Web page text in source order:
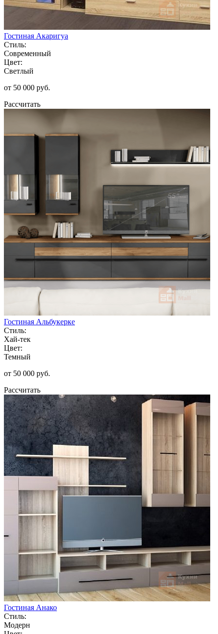
Гостиная Акаригуа
Стиль:
Современный
Цвет:
Светлый
от 50 000 руб.
Рассчитать
Гостиная Альбукерке
Стиль:
Хай-тек
Цвет:
Темный
от 50 000 руб.
Рассчитать
Гостиная Анако
Стиль:
Модерн